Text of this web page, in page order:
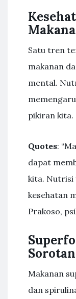
Satu tren
makanan
mental.
pikiran kita.
Quotes:
dapat
kita. Nutrisi
kesehatan
Prakoso,
Sorotan
Makanan
dan